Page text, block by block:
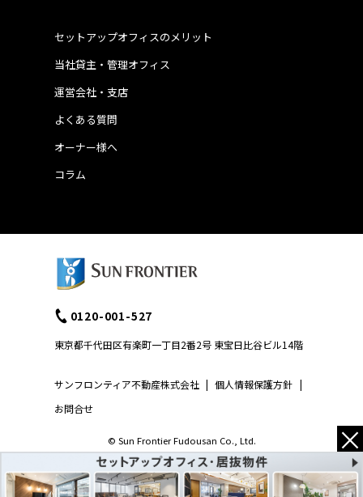
運営会社・支店
よくある質問
当社貸主・管理オフィス
オーナー様へ
コラム
セットアップオフィスのメリット
サンフロンティア不動産株式会社 | 個人情報保護方針 |
お問合せ
0120-001-527
東京都千代田区有楽町一丁目2番2号 東宝日比谷ビル14階
© Sun Frontier Fudousan Co., Ltd. ×